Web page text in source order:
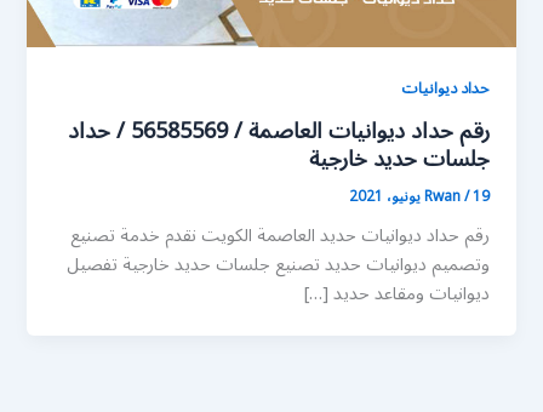
حداد ديوانيات
رقم حداد ديوانيات العاصمة / 56585569 / حداد
جلسات حديد خارجية
Rwan/19 يونيو، 2021
رقم حداد ديوانيات حديد العاصمة الكويت نقدم خدمة تصنيع
وتصميم ديوانيات حديد تصنيع جلسات حديد خارجية تفصيل
ديوانيات ومقاعد حديد […]